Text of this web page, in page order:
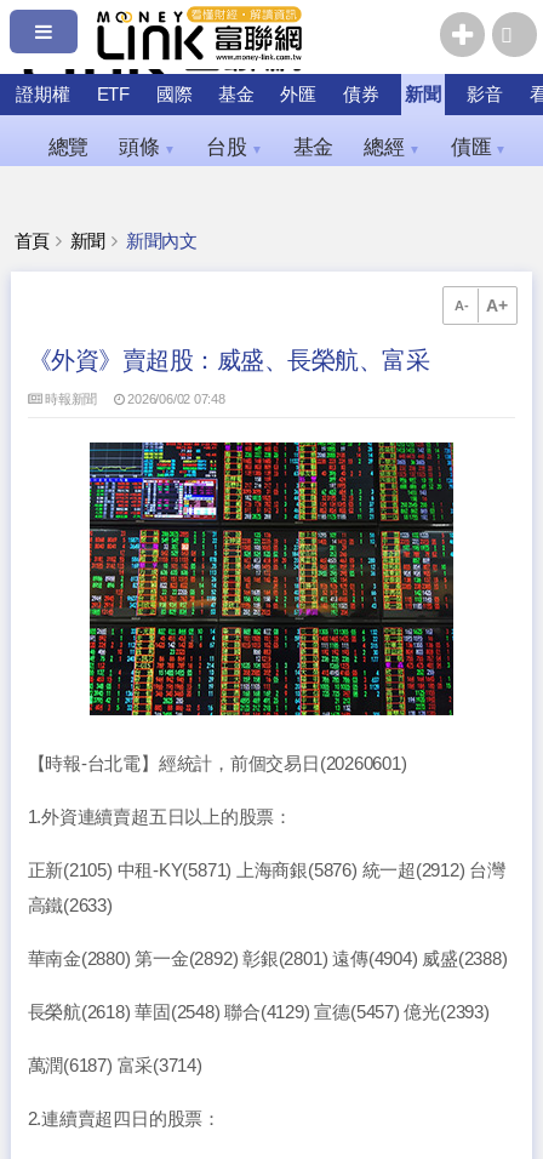
證期權 ETF 國際 基金 外匯 債券 新聞 影音
總覽 頭條 ▼ 台股 ▼ 基金 總經 ▼ 債匯 ▼
首頁 新聞 新聞內文
A- A+
《外資》賣超股：威盛、長榮航、富采
時報新聞 2026/06/02 07:48
【時報-台北電】經統計，前個交易日(20260601)
1.外資連續賣超五日以上的股票：
正新(2105) 中租-KY(5871) 上海商銀(5876) 統一超(2912) 台灣
高鐵(2633)
華南金(2880) 第一金(2892) 彰銀(2801) 遠傳(4904) 威盛(2388)
長榮航(2618) 華固(2548) 聯合(4129) 宣德(5457) 億光(2393)
萬潤(6187) 富采(3714)
2.連續賣超四日的股票：